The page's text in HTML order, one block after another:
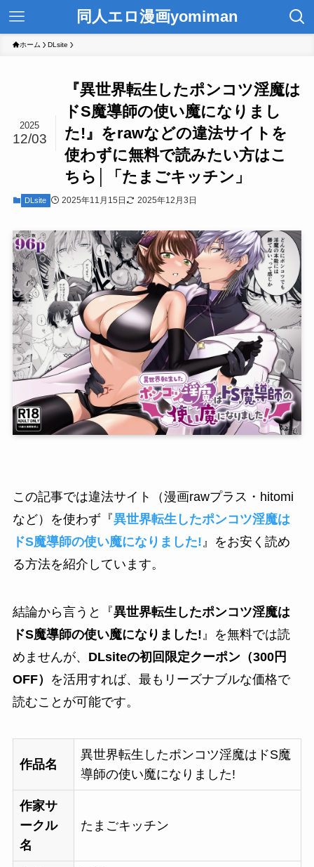
同人エロ漫画yomiman
ホーム DLsite
『異世界転生したポンコツ淫魔は
ドS魔導師の使い魔になりまし
た!』をrawなどの違法サイトを
使わずに無料で読みたい方はこ
ちら│「たまごキッチン」
2025
12/03
DLsite 2025年11月15日 2025年12月3日
この記事では違法サイト（漫画rawプラス・hitomi
など）を使わず『異世界転生したポンコツ淫魔は
ドS魔導師の使い魔になりました! 』をお安く読め
る方法を紹介しています。
結論から言うと『異世界転生したポンコツ淫魔は
ドS魔導師の使い魔になりました! 』を無料では読
めませんが、 DLsiteの初回限定クーポン（300円
OFF）
を活用すれば、最もリーズナブルな価格で
読むことが可能です。
作品名
異世界転生したポンコツ淫魔はドS魔
導師の使い魔になりました!
作家サ
ークル
名
たまごキッチン